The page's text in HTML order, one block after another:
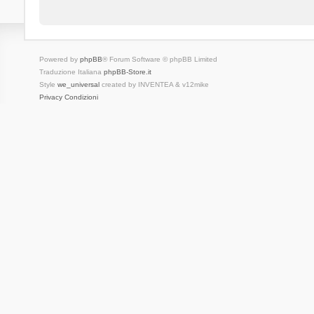
Powered by phpBB® Forum Software © phpBB Limited
Traduzione Italiana phpBB-Store.it
Style we_universalcreated by INVENTEA & v12mike
Privacy Condizioni